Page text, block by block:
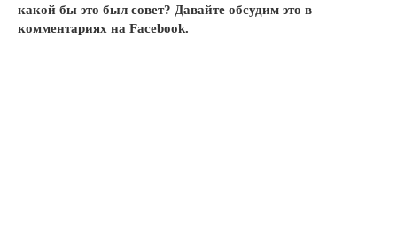
какой бы это был совет? Давайте обсудим это в
комментариях на Facebook.